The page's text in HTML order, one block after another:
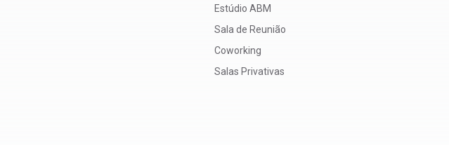
Estúdio ABM
Sala de Reunião
Coworking
Salas Privativas